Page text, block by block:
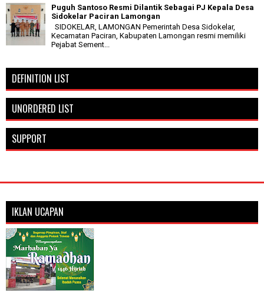
Puguh Santoso Resmi Dilantik Sebagai PJ Kepala Desa
Sidokelar Paciran Lamongan
SIDOKELAR, LAMONGAN Pemerintah Desa Sidokelar,
Kecamatan Paciran, Kabupaten Lamongan resmi memiliki
Pejabat Sement...
DEFINITION LIST
UNORDERED LIST
SUPPORT
IKLAN UCAPAN